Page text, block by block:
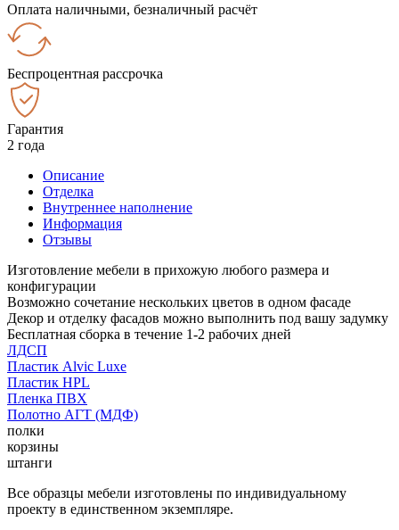
Оплата наличными, безналичный расчёт
Беспроцентная рассрочка
Гарантия
2 года
Описание
Отделка
Внутреннее наполнение
Информация
Отзывы
Изготовление мебели в прихожую любого размера и
конфигурации
Возможно сочетание нескольких цветов в одном фасаде
Декор и отделку фасадов можно выполнить под вашу задумку
Бесплатная сборка в течение 1-2 рабочих дней
ЛДСП
Пластик Alvic Luxe
Пластик HPL
Пленка ПВХ
Полотно АГТ (МДФ)
полки
корзины
штанги
Все образцы мебели изготовлены по индивидуальному
проекту в единственном экземпляре.